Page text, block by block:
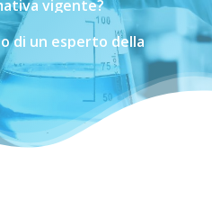
vigente?
di un esperto della